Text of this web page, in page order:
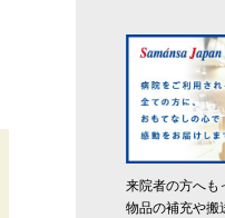
来院者の方へも
物品の補充や搬